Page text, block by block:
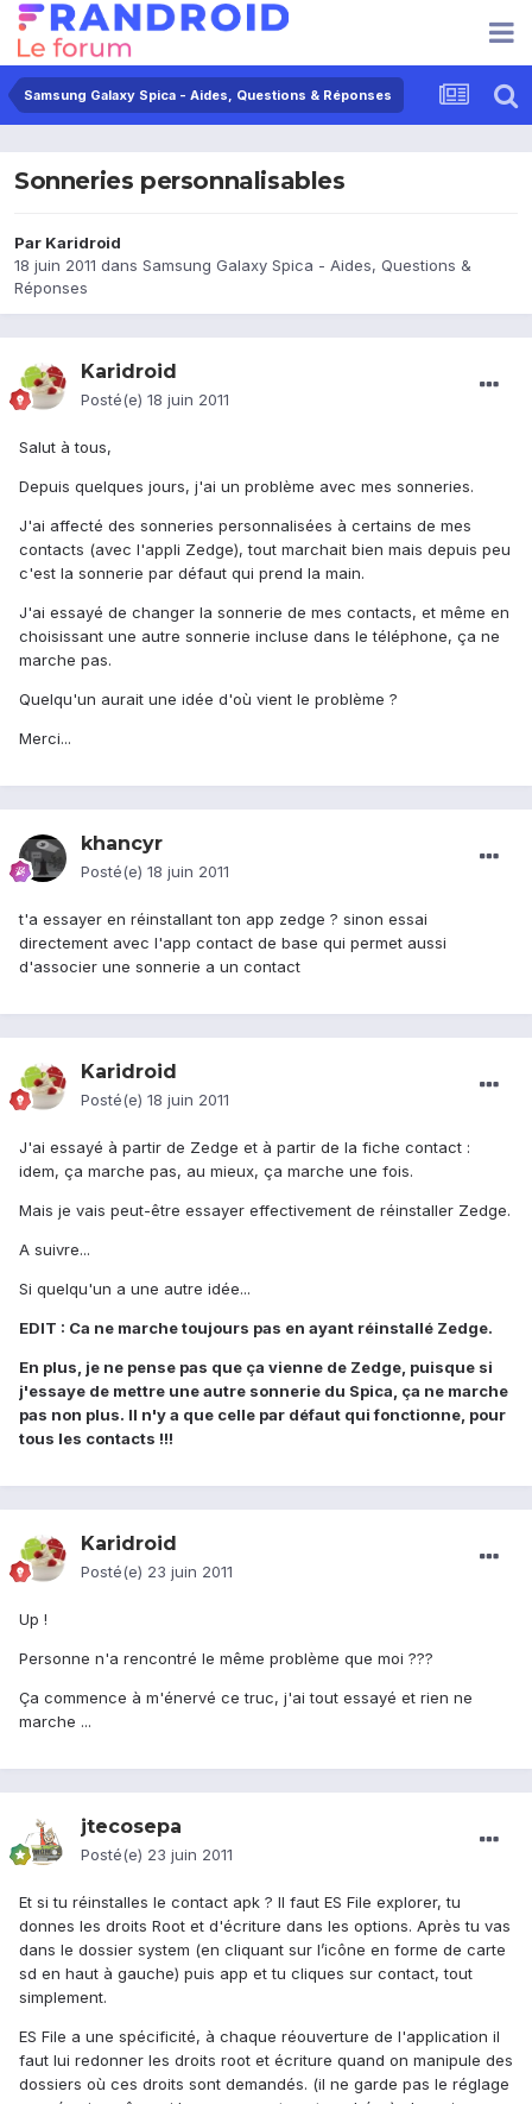
Samsung Galaxy Spica - Aides, Questions & Réponses
Sonneries personnalisables
Par Karidroid
18 juin 2011 dans Samsung Galaxy Spica - Aides, Questions &
Réponses
Karidroid
Posté(e) 18 juin 2011
Salut à tous,
Depuis quelques jours, j'ai un problème avec mes sonneries.
J'ai affecté des sonneries personnalisées à certains de mes
contacts (avec l'appli Zedge), tout marchait bien mais depuis peu
c'est la sonnerie par défaut qui prend la main.
J'ai essayé de changer la sonnerie de mes contacts, et même en
choisissant une autre sonnerie incluse dans le téléphone, ça ne
marche pas.
Quelqu'un aurait une idée d'où vient le problème ?
Merci...
khancyr
Posté(e) 18 juin 2011
t'a essayer en réinstallant ton app zedge ? sinon essai
directement avec l'app contact de base qui permet aussi
d'associer une sonnerie a un contact
Karidroid
Posté(e) 18 juin 2011
J'ai essayé à partir de Zedge et à partir de la fiche contact :
idem, ça marche pas, au mieux, ça marche une fois.
Mais je vais peut-être essayer effectivement de réinstaller Zedge.
A suivre...
Si quelqu'un a une autre idée...
EDIT : Ca ne marche toujours pas en ayant réinstallé Zedge.
En plus, je ne pense pas que ça vienne de Zedge, puisque si
j'essaye de mettre une autre sonnerie du Spica, ça ne marche
pas non plus. Il n'y a que celle par défaut qui fonctionne, pour
tous les contacts !!!
Karidroid
Posté(e) 23 juin 2011
Up !
Personne n'a rencontré le même problème que moi ???
Ça commence à m'énervé ce truc, j'ai tout essayé et rien ne
marche ...
jtecosepa
Posté(e) 23 juin 2011
Et si tu réinstalles le contact apk ? Il faut ES File explorer, tu
donnes les droits Root et d'écriture dans les options. Après tu vas
dans le dossier system (en cliquant sur l’icône en forme de carte
sd en haut à gauche) puis app et tu cliques sur contact, tout
simplement.
ES File a une spécificité, à chaque réouverture de l'application il
faut lui redonner les droits root et écriture quand on manipule des
dossiers où ces droits sont demandés. (il ne garde pas le réglage